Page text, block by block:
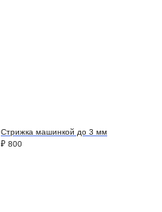
Стрижка машинкой до 3 мм
₽ 800